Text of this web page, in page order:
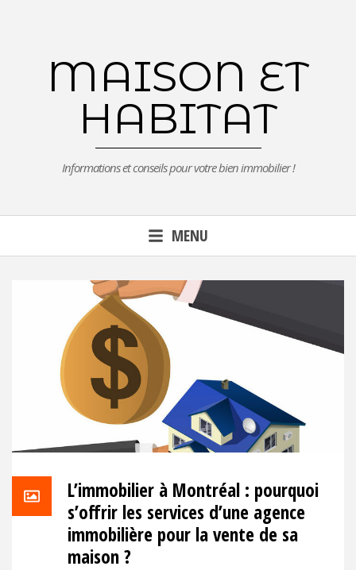
MAISON ET
HABITAT
Informations et conseils pour votre bien immobilier !
MENU
L’immobilier à Montréal : pourquoi
s’offrir les services d’une agence
immobilière pour la vente de sa
maison ?